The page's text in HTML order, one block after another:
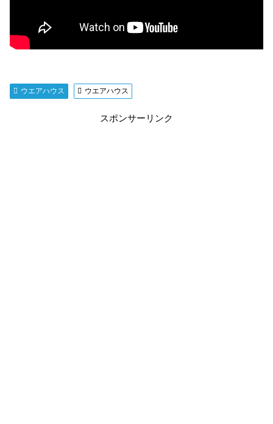
ウエアハウス ウエアハウス
スポンサーリンク